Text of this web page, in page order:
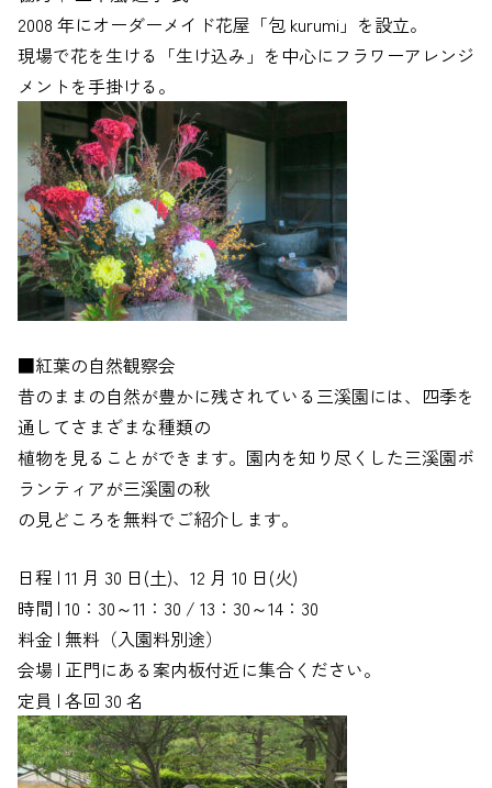
2008 年にオーダーメイド花屋「包 kurumi」を設立。
現場で花を生ける「生け込み」を中心にフラワーアレンジ
メントを手掛ける。
■紅葉の自然観察会
昔のままの自然が豊かに残されている三溪園には、四季を
通してさまざまな種類の
植物を見ることができます。園内を知り尽くした三溪園ボ
ランティアが三溪園の秋
の見どころを無料でご紹介します。
日程 | 11 月 30 日(土)、12 月 10 日(火)
時間 | 10：30～11：30 / 13：30～14：30
料金 | 無料（入園料別途）
会場 | 正門にある案内板付近に集合ください。
定員 | 各回 30 名